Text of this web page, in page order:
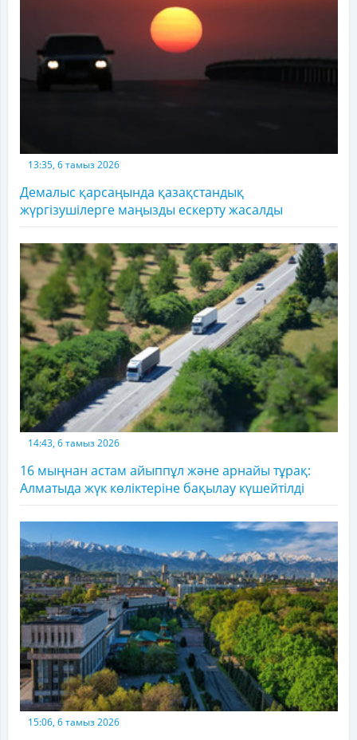
13:35, 6 тамыз 2026
Демалыс қарсаңында қазақстандық
жүргізушілерге маңызды ескерту жасалды
14:43, 6 тамыз 2026
16 мыңнан астам айыппұл және арнайы тұрақ:
Алматыда жүк көліктеріне бақылау күшейтілді
15:06, 6 тамыз 2026